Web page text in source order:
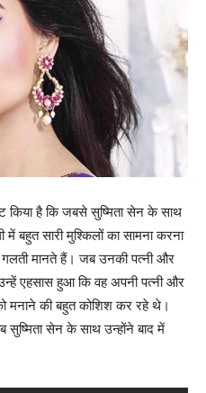
है कि जबसे सुष्मिता सेन के साथ
बहुत सारी मुश्किलों का सामना करना
मानते हैं। जब उनकी पत्नी और
एहसास हुआ कि वह अपनी पत्नी और
मनाने की बहुत कोशिश कर रहे थे।
सेन के साथ उन्होंने बाद में